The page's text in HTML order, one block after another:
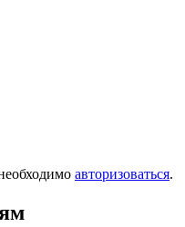
авторизоваться.